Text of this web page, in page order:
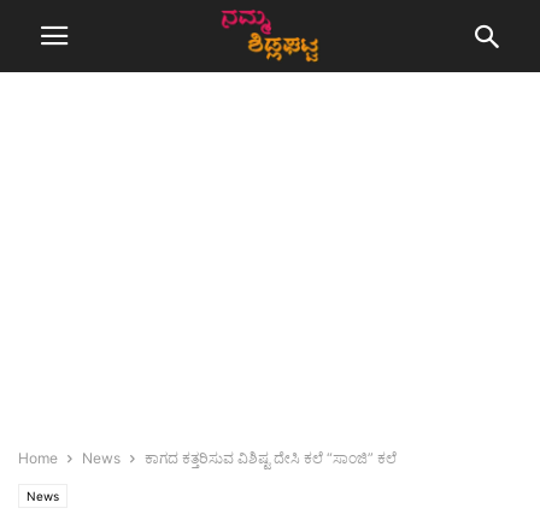
Home News ಕಾಗದ ಕತ್ತರಿಸುವ ವಿಶಿಷ್ಟ ದೇಸಿ ಕಲೆ “ಸಾಂಜಿ” ಕಲೆ
News